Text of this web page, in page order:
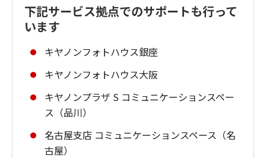
下記サービス拠点でのサポートも行って
います
キヤノンフォトハウス銀座
キヤノンフォトハウス大阪
キヤノンプラザ S コミュニケーションスペー
ス（品川）
名古屋支店 コミュニケーションスペース（名
古屋）